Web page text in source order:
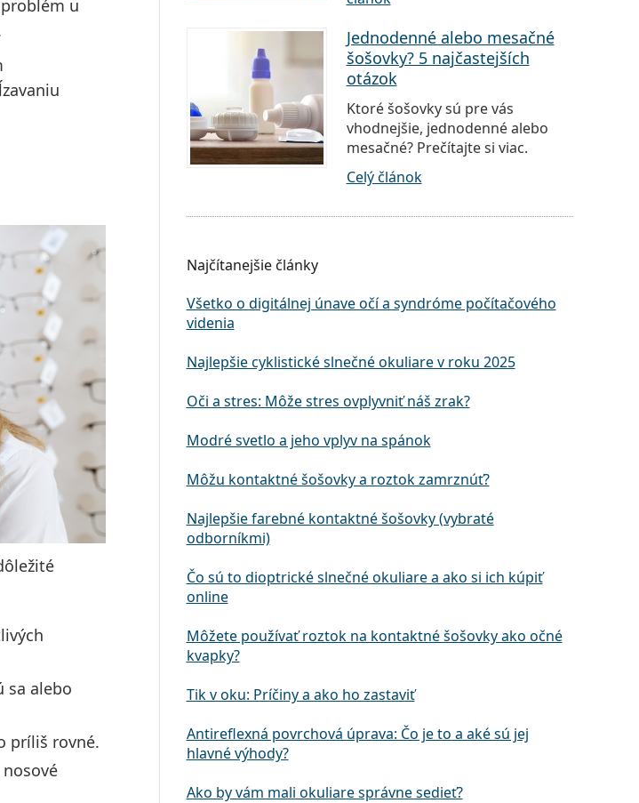
u
sa alebo
príliš rovné.
Jednodenné alebo mesačné
šošovky? 5 najčastejších
otázok
Ktoré šošovky sú pre vás
vhodnejšie, jednodenné alebo
mesačné? Prečítajte si viac.
Celý článok
Najčítanejšie články
Všetko o digitálnej únave očí a syndróme počítačového
videnia
Najlepšie cyklistické slnečné okuliare v roku 2025
Oči a stres: Môže stres ovplyvniť náš zrak?
Modré svetlo a jeho vplyv na spánok
Môžu kontaktné šošovky a roztok zamrznúť?
Najlepšie farebné kontaktné šošovky (vybraté
odborníkmi)
Čo sú to dioptrické slnečné okuliare a ako si ich kúpiť
online
Môžete používať roztok na kontaktné šošovky ako očné
kvapky?
Tik v oku: Príčiny a ako ho zastaviť
Antireflexná povrchová úprava: Čo je to a aké sú jej
hlavné výhody?
Ako by vám mali okuliare správne sedieť?